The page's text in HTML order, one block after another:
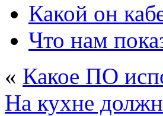
Какой он
Что нам
« Какое ПО
На кухне